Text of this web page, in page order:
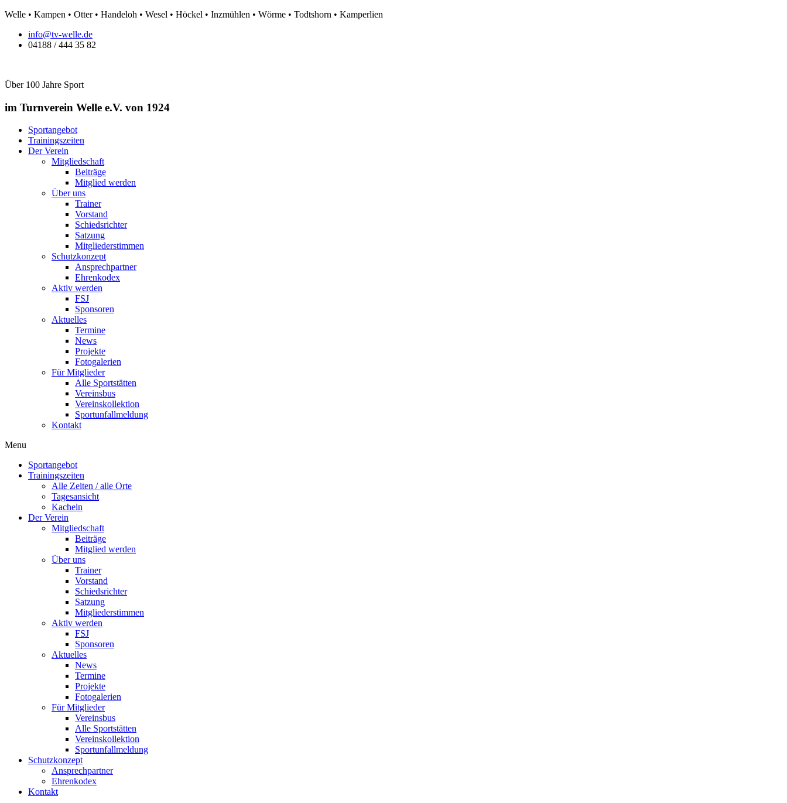
Zum
springen
Welle • Kampen • Otter • Handeloh • Wesel • Höckel • Inzmühlen • Wörme • Todtshorn • Kamperlien
info@tv-welle.de
04188 / 444 35 82
Über 100 Jahre Sport
im Turnverein Welle e.V. von 1924
Sportangebot
Trainingszeiten
Der Verein
Mitgliedschaft
Beiträge
Mitglied werden
Über uns
Trainer
Vorstand
Schiedsrichter
Satzung
Mitgliederstimmen
Schutzkonzept
Ansprechpartner
Ehrenkodex
Aktiv werden
FSJ
Sponsoren
Aktuelles
Termine
News
Projekte
Fotogalerien
Für Mitglieder
Alle Sportstätten
Vereinsbus
Vereinskollektion
Sportunfallmeldung
Kontakt
Flyout
Menu
Sportangebot
Trainingszeiten
Alle Zeiten / alle Orte
Tagesansicht
Kacheln
Der Verein
Mitgliedschaft
Beiträge
Mitglied werden
Über uns
Trainer
Vorstand
Schiedsrichter
Satzung
Mitgliederstimmen
Aktiv werden
FSJ
Sponsoren
Aktuelles
News
Termine
Projekte
Fotogalerien
Für Mitglieder
Vereinsbus
Alle Sportstätten
Vereinskollektion
Sportunfallmeldung
Schutzkonzept
Ansprechpartner
Ehrenkodex
Kontakt